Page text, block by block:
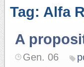
Tag: Alfa
A
Gen. 06